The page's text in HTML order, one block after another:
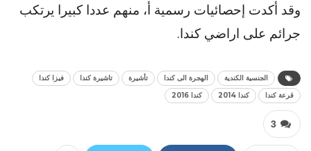
وقد أكدت إحصائيات رسمية أ، منهم عددا كبيرا يرتكب
جرائم على اراضي كندا.
الجنسية الكندية الهجرة الى كندا تأشيرة تاشيرة كندا
فيزا كندا
قرعة كندا
كندا 2014 كندا 2016
3